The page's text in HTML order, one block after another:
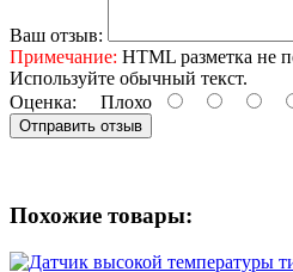
Ваш отзыв:
Примечание: HTML разметка не
Используйте обычный текст.
Оценка: Плохо
Отправить отзыв
Похожие товары: